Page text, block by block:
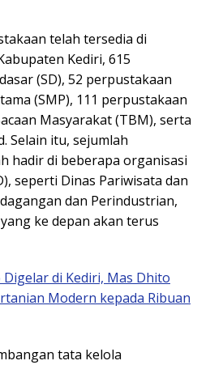
telah tersedia di
Kediri, 615
(SD), 52 perpustakaan
(SMP), 111 perpustakaan
Masyarakat (TBM), serta
Selain itu, sejumlah
hadir di beberapa organisasi
seperti Dinas Pariwisata dan
dan Perindustrian,
ke depan akan terus
Digelar di Kediri, Mas Dhito
Modern kepada Ribuan
tata kelola